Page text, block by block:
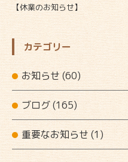
【休業のお知らせ】
カテゴリー
お知らせ(60)
ブログ(165)
重要なお知らせ (1)